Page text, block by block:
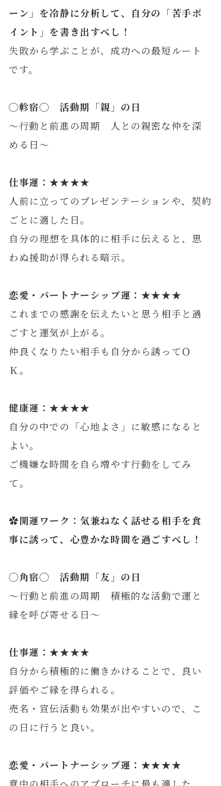
ーン」を冷静に分析して、自分の「苦手ポ
イント」を書き出すべし！
失敗から学ぶことが、成功への最短ルート
です。
◯軫宿◯ 活動期「親」の日
～行動と前進の周期 人との親密な仲を深
める日～
仕事運：★★★★
人前に立ってのプレゼンテーションや、契約
ごとに適した日。
自分の理想を具体的に相手に伝えると、思
わぬ援助が得られる暗示。
恋愛・パートナーシップ運：★★★★
これまでの感謝を伝えたいと思う相手と過
ごすと運気が上がる。
仲良くなりたい相手も自分から誘ってＯ
Ｋ。
健康運：★★★★
自分の中での「心地よさ」に敏感になると
よい。
ご機嫌な時間を自ら増やす行動をしてみ
て。
✿開運ワーク：気兼ねなく話せる相手を食
事に誘って、心豊かな時間を過ごすべし！
◯角宿◯ 活動期「友」の日
～行動と前進の周期 積極的な活動で運と
縁を呼び寄せる日～
仕事運：★★★★
自分から積極的に働きかけることで、良い
評価やご縁を得られる。
売名・宣伝活動も効果が出やすいので、こ
の日に行うと良い。
恋愛・パートナーシップ運：★★★★
意中の相手へのアプローチに最も適した